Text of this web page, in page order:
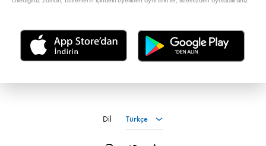
Dil Türkçe